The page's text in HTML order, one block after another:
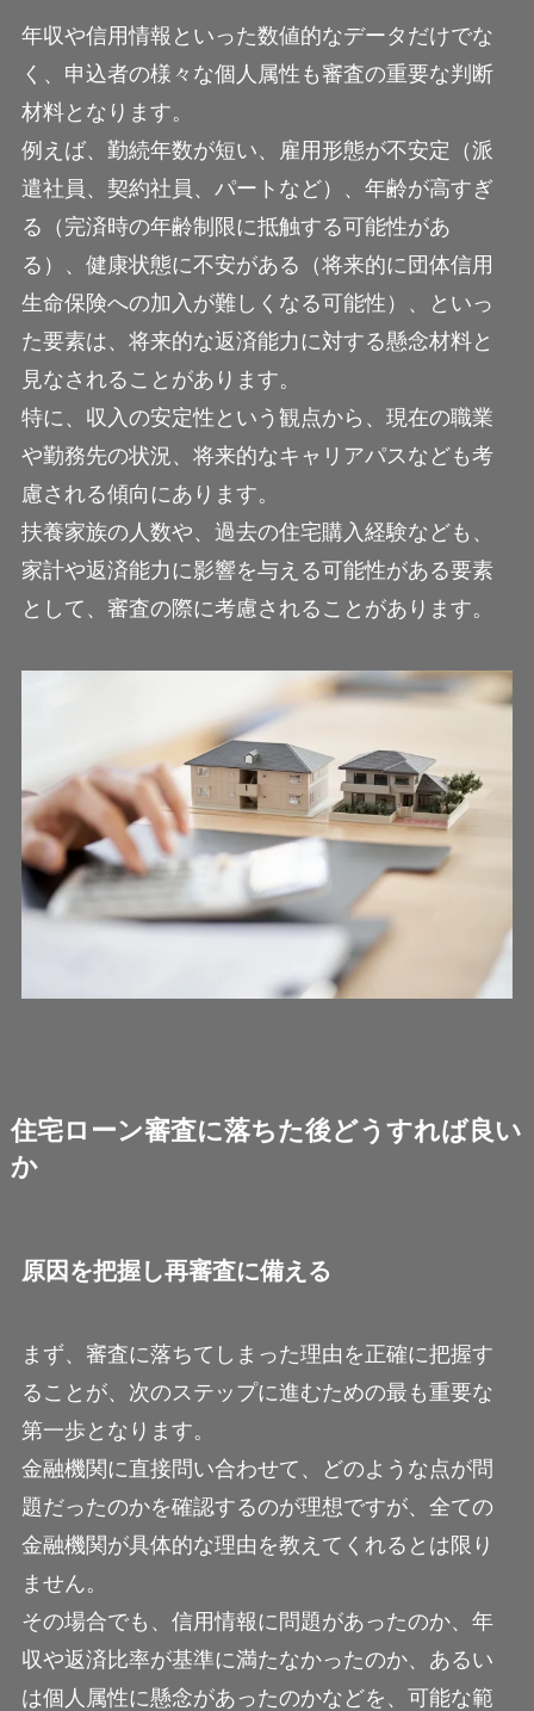
年収や信用情報といった数値的なデータだけでな
く、申込者の様々な個人属性も審査の重要な判断
材料となります。
例えば、勤続年数が短い、雇用形態が不安定（派
遣社員、契約社員、パートなど）、年齢が高すぎ
る（完済時の年齢制限に抵触する可能性があ
る）、健康状態に不安がある（将来的に団体信用
生命保険への加入が難しくなる可能性）、といっ
た要素は、将来的な返済能力に対する懸念材料と
見なされることがあります。
特に、収入の安定性という観点から、現在の職業
や勤務先の状況、将来的なキャリアパスなども考
慮される傾向にあります。
扶養家族の人数や、過去の住宅購入経験なども、
家計や返済能力に影響を与える可能性がある要素
として、審査の際に考慮されることがあります。
住宅ローン審査に落ちた後どうすれば良い
か
原因を把握し再審査に備える
まず、審査に落ちてしまった理由を正確に把握す
ることが、次のステップに進むための最も重要な
第一歩となります。
金融機関に直接問い合わせて、どのような点が問
題だったのかを確認するのが理想ですが、全ての
金融機関が具体的な理由を教えてくれるとは限り
ません。
その場合でも、信用情報に問題があったのか、年
収や返済比率が基準に満たなかったのか、あるい
は個人属性に懸念があったのかなどを、可能な範